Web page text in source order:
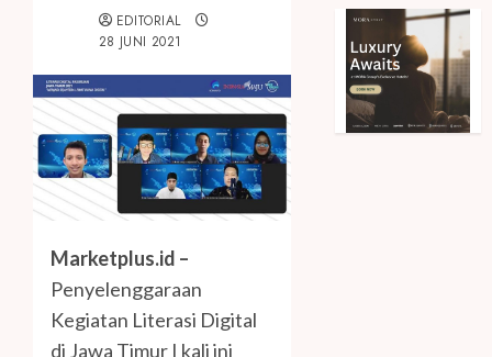
EDITORIAL
28 JUNI 2021
Marketplus.id –
Penyelenggaraan
Kegiatan Literasi Digital
di Jawa Timur I kali ini